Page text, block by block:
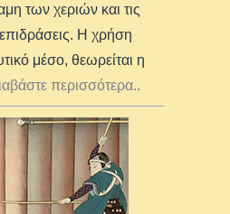
των χεριών και τις
επιδράσεις. Η χρήση
μέσο, θεωρείται η
περισσότερα..